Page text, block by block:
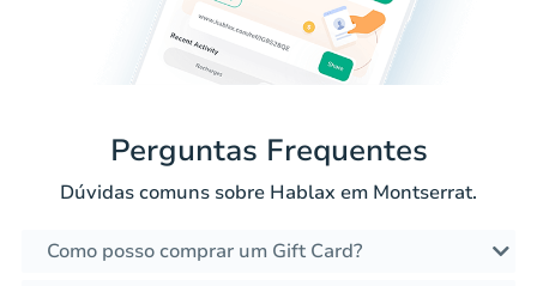
Perguntas Frequentes
Dúvidas comuns sobre Hablax em Montserrat.
Como posso comprar um Gift Card?